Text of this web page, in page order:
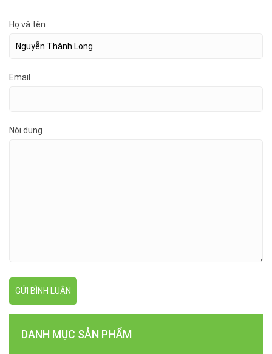
Họ và tên
Email
Nội dung
GỬI BÌNH LUẬN
DANH MỤC SẢN PHẨM